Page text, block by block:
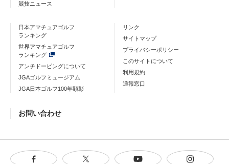
競技ニュース
日本アマチュアゴルフ
ランキング
世界アマチュアゴルフ
ランキング
アンチドーピングについて
JGAゴルフミュージアム
JGA日本ゴルフ100年顕彰
リンク
サイトマップ
プライバシーポリシー
このサイトについて
利用規約
通報窓口
お問い合わせ